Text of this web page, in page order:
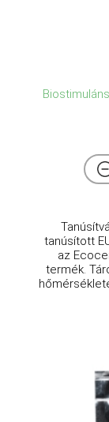
tanúsított
az
termék.